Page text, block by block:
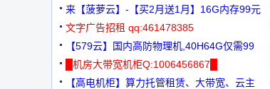
来【菠萝云】-【买2月送1月】16G内存99元
文字广告招租 qq:461478385
【579云】国内高防物理机,40H64G仅需99
元
█机房大带宽机柜Q:1006456867█
【高电机柜】算力托管租赁、大带宽、云主